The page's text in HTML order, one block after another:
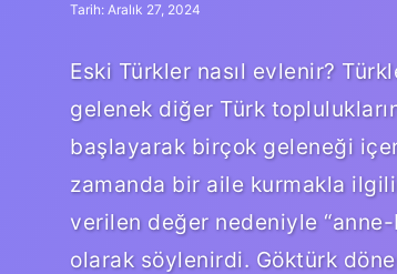
Tarih: Aralık 27, 2024
Eski Türkler nasıl evlenir?
gelenek diğer Türk
başlayarak birçok geleneği
zamanda bir aile kurmakla
verilen değer nedeniyle
olarak söylenirdi. Göktürk